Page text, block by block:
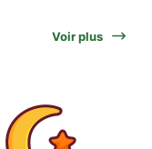
Voir plus